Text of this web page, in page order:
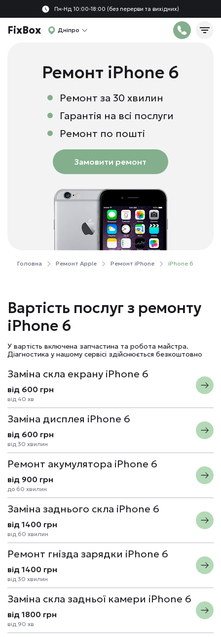
Пн-Нд 10:00-18:00 (без перерви та вихідних)
FixBox Дніпро
Ремонт iPhone 6
Ремонт за 30 хвилин
Гарантія на всі послуги
Ремонт по пошті
Замовити ремонт
Головна Ремонт Apple Ремонт iPhone iPhone 6
Вартість послуг з ремонту
iPhone 6
У вартість включена запчастина та робота майстра.
Діагностика у нашому сервісі здійснюється безкоштовно
Заміна скла екрану iPhone 6
від 600 грн
від 40 хв
Заміна дисплея iPhone 6
від 600 грн
від 30 хвилин
Ремонт акумулятора iPhone 6
від 900 грн
до 60 хвилин
Заміна заднього скла iPhone 6
від 1400 грн
від 60 хвилин
Ремонт гнізда зарядки iPhone 6
від 1400 грн
від 30 хвилин
Заміна скла задньої камери iPhone 6
від 1800 грн
від 90 хв